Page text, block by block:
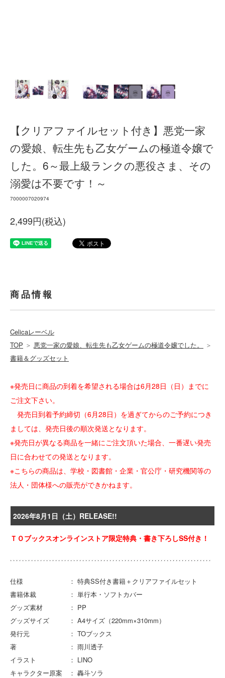
【クリアファイルセット付き】悪党一家
の愛娘、転生先も乙女ゲームの極道令嬢で
した。6～最上級ランクの悪役さま、その
溺愛は不要です！～
7000007020974
2,499円(税込)
商品情報
Celicaレーベル
TOP ＞ 悪党一家の愛娘、転生先も乙女ゲームの極道令嬢でした。
＞
書籍＆グッズセット
※発売日に商品の到着を希望される場合は6月28日（日）までに
ご注文下さい。
発売日到着予約締切（6月28日）を過ぎてからのご予約につき
ましては、発売日後の順次発送となります。
※発売日が異なる商品を一緒にご注文頂いた場合、一番遅い発売
日に合わせての発送となります。
※こちらの商品は、学校・図書館・企業・官公庁・研究機関等の
法人・団体様への販売ができかねます。
2026年8月1日（土）RELEASE!!
ＴＯブックスオンラインストア限定特典・書き下ろしSS付き！
仕様 ： 特典SS付き書籍＋クリアファイルセット
書籍体裁 ： 単行本・ソフトカバー
グッズ素材 ： PP
グッズサイズ ： A4サイズ（220mm×310mm）
発行元 ： TOブックス
著 ： 雨川透子
イラスト ： LINO
キャラクター原案 ： 轟斗ソラ